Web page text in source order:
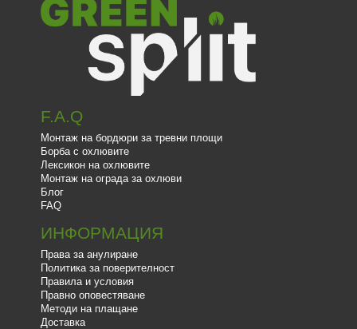
F.A.Q
Монтаж на бордюри за тревни площи
Борба с охлювите
Лексикон на охлювите
Монтаж на ограда за охлюви
Блог
FAQ
ИНФОРМАЦИЯ
Права за анулиране
Политика за поверителност
Правила и условия
Правно оповестяване
Методи на плащане
Доставка